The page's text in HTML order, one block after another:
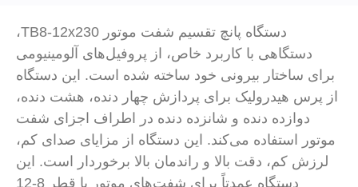
دستگاه پانچ تقسیم شفت موتور TB8-12x230،
دستگاهی با کاربرد خاص، از پروفیل‌های آلومینیومی
ساختار بیرونی خود ساخته شده است. این دستگاه
هیدرولیک برای پردازش چهار دنده، هشت دنده،
دوازده دنده و شانزده دنده در اطراف اجزای شفت
استفاده می‌کند. این دستگاه از مزایای صدای کم،
کم، دقت بالا و راندمان بالا برخوردار است. این
دستگاه عمدتاً برای شفت‌های موتور با قطر 8-12